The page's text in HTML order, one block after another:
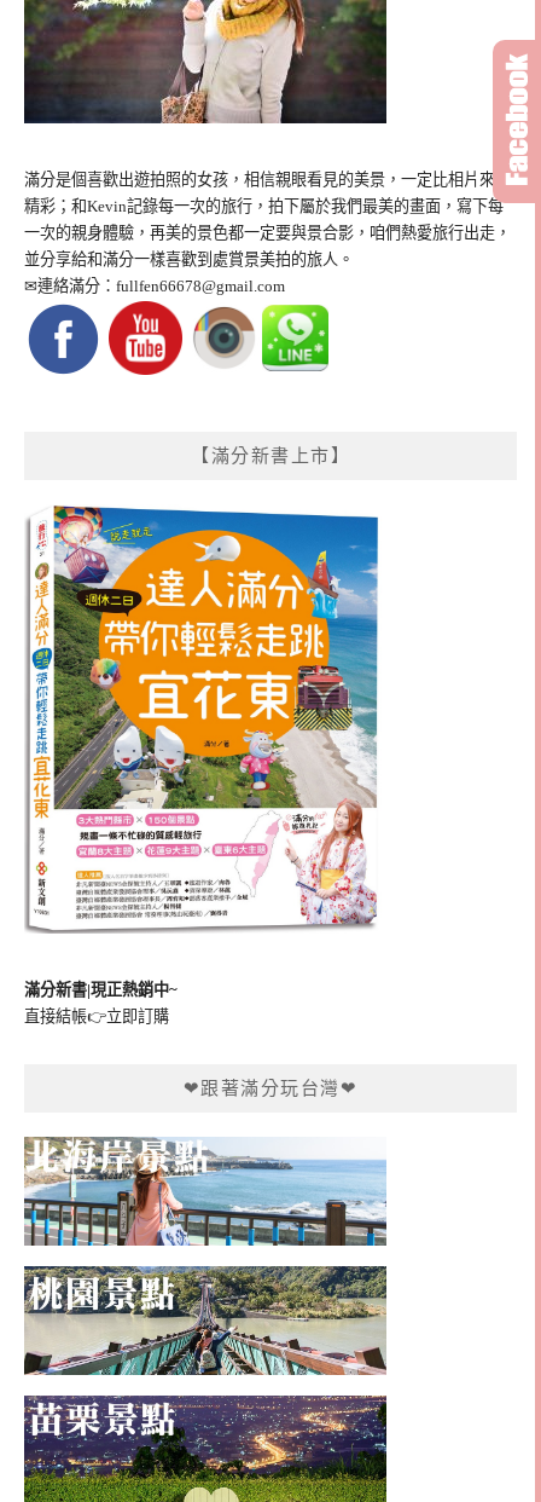
滿分是個喜歡出遊拍照的女孩，相信親眼看見的美景，一定比相片來得
精彩；和Kevin記錄每一次的旅行，拍下屬於我們最美的畫面，寫下每
一次的親身體驗，再美的景色都一定要與景合影，咱們熱愛旅行出走，
並分享給和滿分一樣喜歡到處賞景美拍的旅人。
✉連絡滿分： fullfen66678@gmail.com
【滿分新書上市】
滿分新書|現正熱銷中~
直接結帳👉立即訂購
❤跟著滿分玩台灣❤